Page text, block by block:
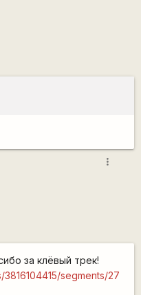
more_vert
за клёвый трек!
segments/27